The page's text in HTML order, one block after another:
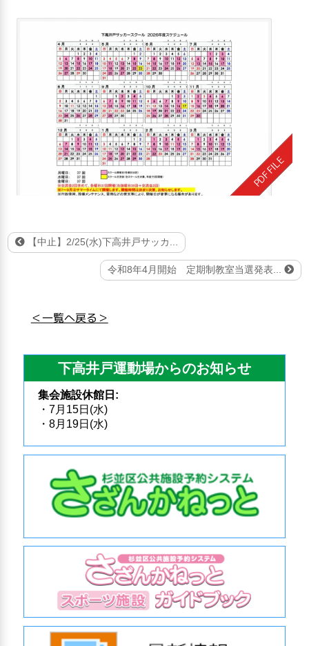
【中止】2/25(水)下高井戸サッカ...
令和8年4月開始 定期制教室当選発表...
＜一覧へ戻る＞
下高井戸運動場からのお知らせ
集会施設休館日:
・7月15日(水)
・8月19日(水)